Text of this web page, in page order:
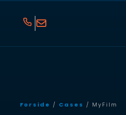
Forside / Cases / MyFilm